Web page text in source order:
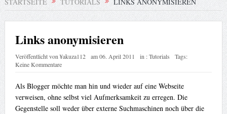
Links anonymisieren
Veröffentlicht von¥akuza112 am06. April 2011 in :Tutorials
Tags:
Keine Kommentare
Als Blogger möchte man hin und wieder auf eine Webseite
verweisen, ohne selbst viel Aufmerksamkeit zu erregen. Die
Gegenstelle soll weder über externe Suchmaschinen noch über die